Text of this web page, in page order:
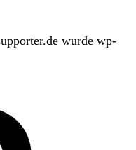
wurde wp-